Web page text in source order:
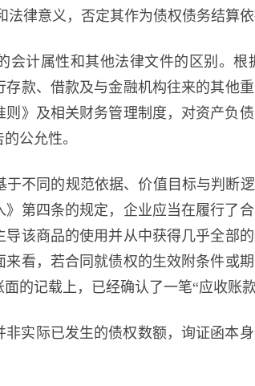
法律意义，否定其作为债权债务结算
会计属性和其他法律文件的区别。
款、借款及与金融机构往来的其他
》及相关财务管理制度，对资产负
公允性。
不同的规范依据、价值目标与判断
第四条的规定，企业应当在履行了
该商品的使用并从中获得几乎全部
看，若合同就债权的生效附条件或
的记载上，已经确认了一笔“应收账款
非实际已发生的债权数额，询证函本